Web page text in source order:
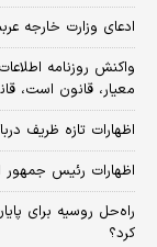
ادعای وزارت خارجه
واکنش روزنامه
معیار، قانون است،
اظهارات تازه ظریف
اظهارات رئیس جمهور
راه‌حل روسیه برای
کرد؟